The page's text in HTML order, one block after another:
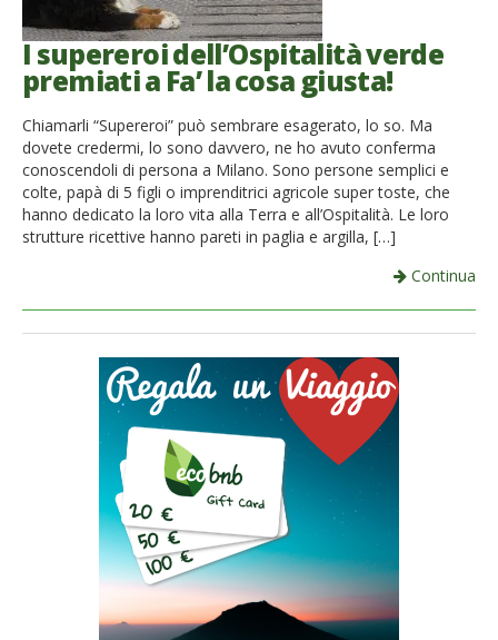
I supereroi dell’Ospitalità verde
premiati a Fa’ la cosa giusta!
Chiamarli “Supereroi” può sembrare esagerato, lo so. Ma
dovete credermi, lo sono davvero, ne ho avuto conferma
conoscendoli di persona a Milano. Sono persone semplici e
colte, papà di 5 figli o imprenditrici agricole super toste, che
hanno dedicato la loro vita alla Terra e all’Ospitalità. Le loro
strutture ricettive hanno pareti in paglia e argilla, […]
Continua